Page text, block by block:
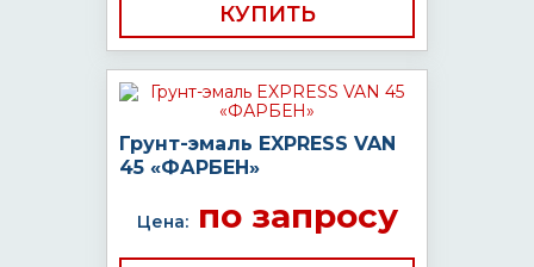
КУПИТЬ
Грунт-эмаль EXPRESS VAN
45 «ФАРБЕН»
Цена:по запросу